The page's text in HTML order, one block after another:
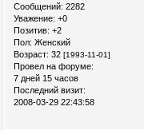
Сообщений: 2282
Уважение: +0
Позитив: +2
Пол: Женский
Возраст: 32 [1993-11-01]
Провел на форуме:
7 дней 15 часов
Последний визит:
2008-03-29 22:43:58